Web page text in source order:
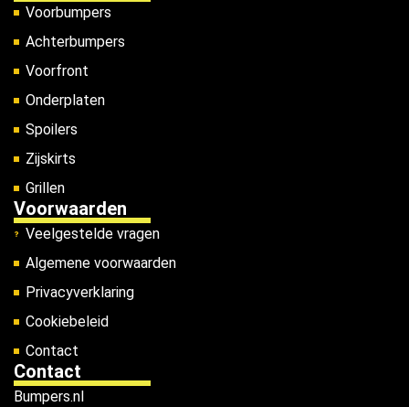
Voorbumpers
Achterbumpers
Voorfront
Onderplaten
Spoilers
Zijskirts
Grillen
Voorwaarden
Veelgestelde vragen
Algemene voorwaarden
Privacyverklaring
Cookiebeleid
Contact
Contact
Bumpers.nl